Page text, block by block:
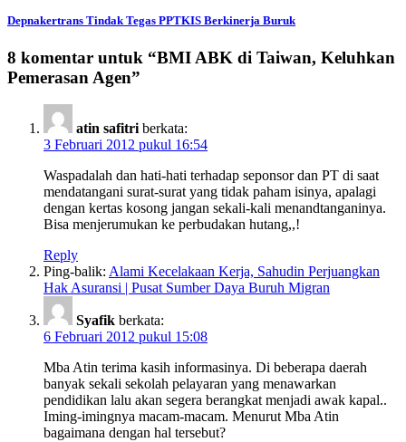
Depnakertrans Tindak Tegas PPTKIS Berkinerja Buruk
8 komentar untuk “BMI ABK di Taiwan, Keluhkan
Pemerasan Agen”
atin safitri berkata:
3 Februari 2012 pukul 16:54
Waspadalah dan hati-hati terhadap seponsor dan PT di saat
mendatangani surat-surat yang tidak paham isinya, apalagi
dengan kertas kosong jangan sekali-kali menandtanganinya.
Bisa menjerumukan ke perbudakan hutang,,!
Reply
Ping-balik: Alami Kecelakaan Kerja, Sahudin Perjuangkan
Hak Asuransi | Pusat Sumber Daya Buruh Migran
Syafik berkata:
6 Februari 2012 pukul 15:08
Mba Atin terima kasih informasinya. Di beberapa daerah
banyak sekali sekolah pelayaran yang menawarkan
pendidikan lalu akan segera berangkat menjadi awak kapal..
Iming-imingnya macam-macam. Menurut Mba Atin
bagaimana dengan hal tersebut?